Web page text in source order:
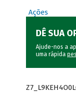
Ações
DÊ SUA
Ajude-nos a
uma rápida